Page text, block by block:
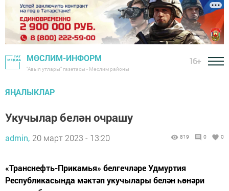
МӨСЛИМ-ИНФОРМ
"Авыл утлары" газетасы - Мөслим районы
16+
ЯҢАЛЫКЛАР
Укучылар белән очрашу
admin, 20 март 2023 - 13:20 819 0 0
«Транснефть-Прикамья» белгечләре Удмуртия
Республикасында мәктәп укучылары белән һөнәри